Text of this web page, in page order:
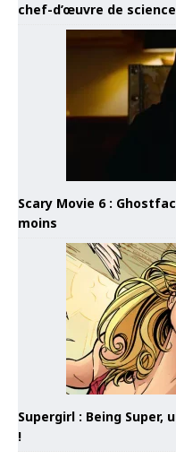
chef-d’œuvre de
Scary Movie 6 :
moins
Supergirl : Being
!